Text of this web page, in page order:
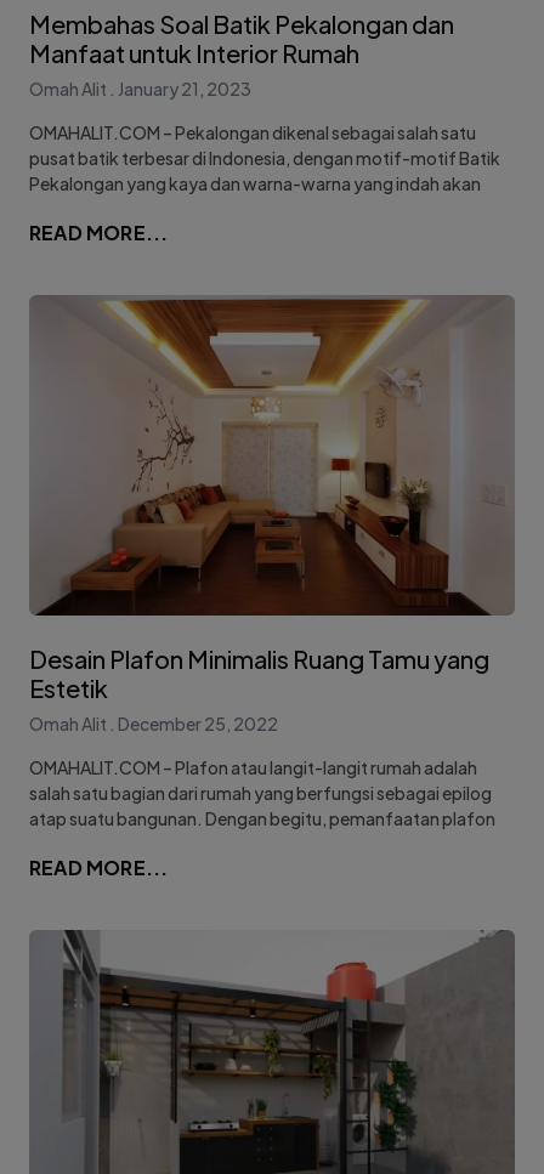
Membahas Soal Batik Pekalongan dan
Manfaat untuk Interior Rumah
Omah Alit
January 21, 2023
OMAHALIT.COM – Pekalongan dikenal sebagai salah satu
pusat batik terbesar di Indonesia, dengan motif-motif Batik
Pekalongan yang kaya dan warna-warna yang indah akan
READ MORE...
Desain Plafon Minimalis Ruang Tamu yang
Estetik
Omah Alit
December 25, 2022
OMAHALIT.COM – Plafon atau langit-langit rumah adalah
salah satu bagian dari rumah yang berfungsi sebagai epilog
atap suatu bangunan. Dengan begitu, pemanfaatan plafon
READ MORE...